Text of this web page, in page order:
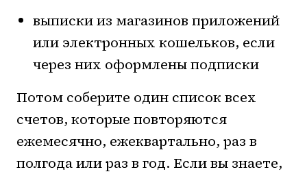
выписки из магазинов приложений
или электронных кошельков, если
через них оформлены подписки
Потом соберите один список всех
счетов, которые повторяются
ежемесячно, ежеквартально, раз в
полгода или раз в год. Если вы знаете,